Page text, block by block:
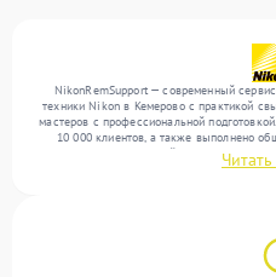
NikonRemSupport — современный
техники Nikon в Кемерово с практикой
мастеров с профессиональной
10 000 клиентов, а также выполнено
Ежемесячно в сервисный центр
беремся за задачи любой сложности и